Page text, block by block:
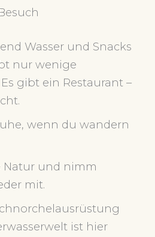
Wasser und Snacks
nur wenige
gibt ein Restaurant –
wenn du wandern
Natur und nimm
mit.
ist hier